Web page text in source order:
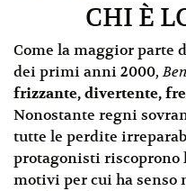
CHI È
Come la maggior parte
dei primi anni 2000,
frizzante, divertente,
Nonostante regni
tutte le perdite
protagonisti riscoprono
motivi per cui ha senso